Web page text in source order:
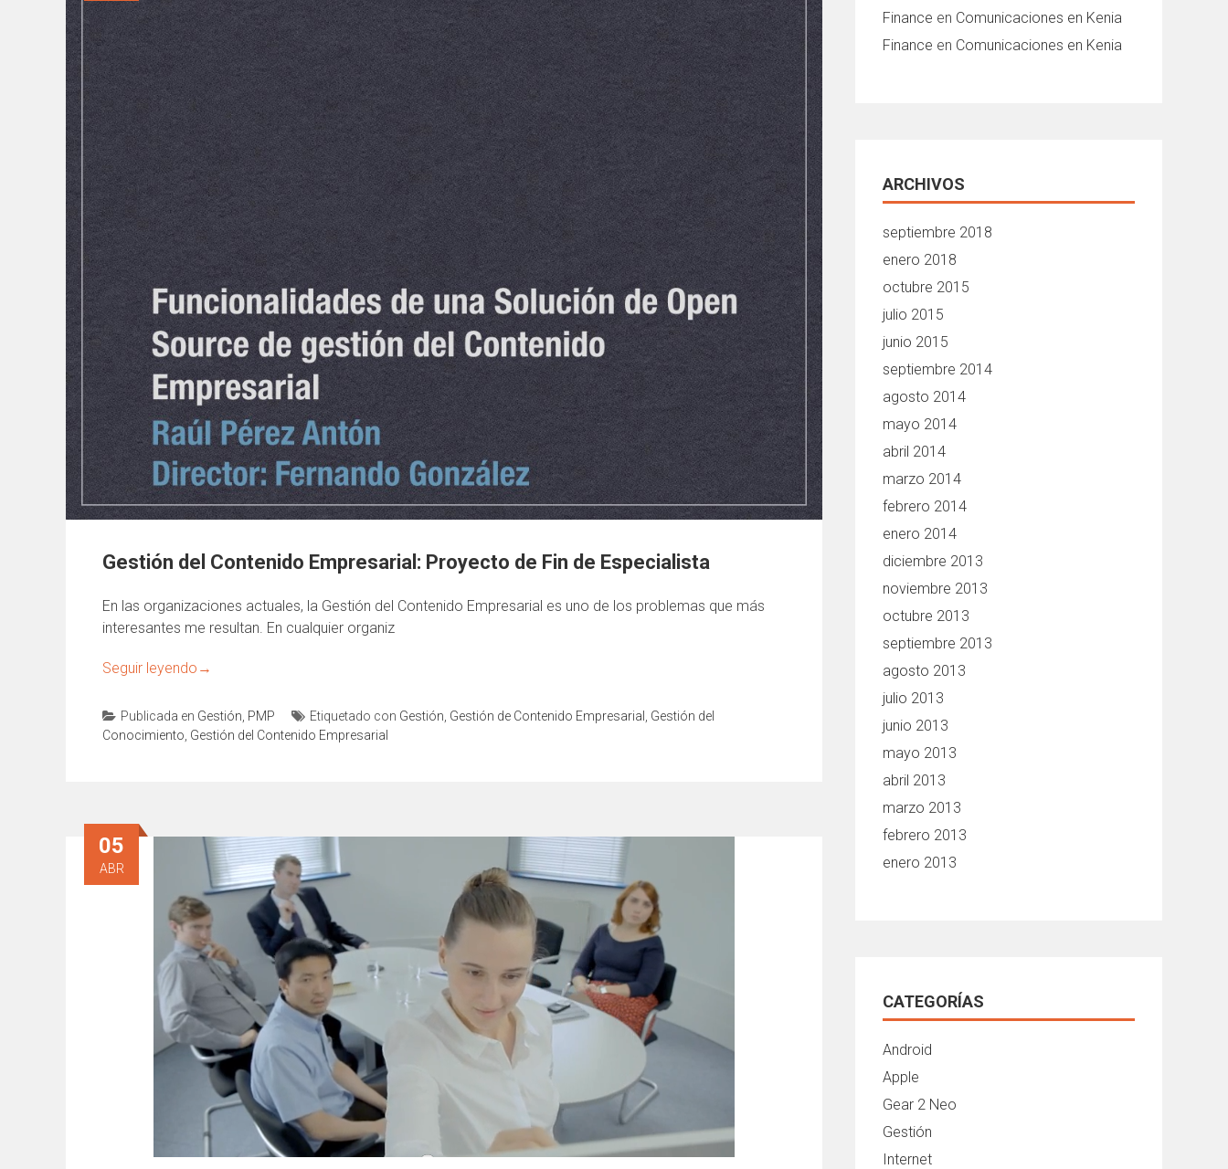
Gestión del Contenido Empresarial: Proyecto de Fin de Especialista
En las organizaciones actuales, la Gestión del Contenido Empresarial es uno de los problemas que más
interesantes me resultan. En cualquier organiz
Seguir leyendo →
Publicada en Gestión, PMP Etiquetado con Gestión, Gestión de Contenido Empresarial , Gestión del
Conocimiento, Gestión del Contenido Empresarial
05
ABR
Finance en Comunicaciones en Kenia
Finance en Comunicaciones en Kenia
ARCHIVOS
septiembre 2018
enero 2018
octubre 2015
julio 2015
junio 2015
septiembre 2014
agosto 2014
mayo 2014
abril 2014
marzo 2014
febrero 2014
enero 2014
diciembre 2013
noviembre 2013
octubre 2013
septiembre 2013
agosto 2013
julio 2013
junio 2013
mayo 2013
abril 2013
marzo 2013
febrero 2013
enero 2013
CATEGORÍAS
Android
Apple
Gear 2 Neo
Gestión
Internet